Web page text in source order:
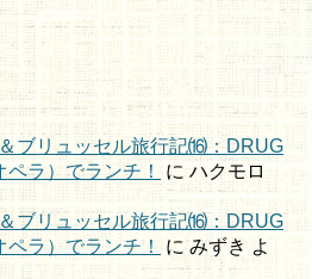
ブリュッセル旅行記⒃：DRUG
ラ）でランチ！
に ハクモロ
ブリュッセル旅行記⒃：DRUG
ラ）でランチ！
にみずき よ